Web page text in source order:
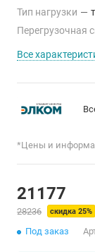
Тип нагрузки —
Перегрузочная
Все
*Цены и
21177
28236 скидка 25%
Под заказ